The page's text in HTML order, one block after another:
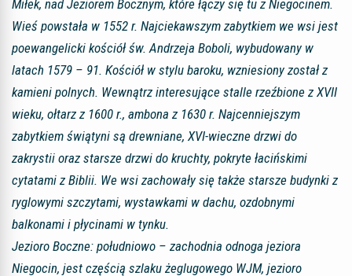
Miłek, nad Jeziorem Bocznym, które łączy się tu z Niegocinem.
Wieś powstała w 1552 r. Najciekawszym zabytkiem we wsi jest
poewangelicki kościół św. Andrzeja Boboli, wybudowany w
latach 1579 – 91. Kościół w stylu baroku, wzniesiony został z
kamieni polnych. Wewnątrz interesujące stalle rzeźbione z XVII
wieku, ołtarz z 1600 r., ambona z 1630 r. Najcenniejszym
zabytkiem świątyni są drewniane, XVI-wieczne drzwi do
zakrystii oraz starsze drzwi do kruchty, pokryte łacińskimi
cytatami z Biblii. We wsi zachowały się także starsze budynki z
ryglowymi szczytami, wystawkami w dachu, ozdobnymi
balkonami i płycinami w tynku.
Jezioro Boczne: południowo – zachodnia odnoga jeziora
Niegocin, jest częścią szlaku żeglugowego WJM, jezioro